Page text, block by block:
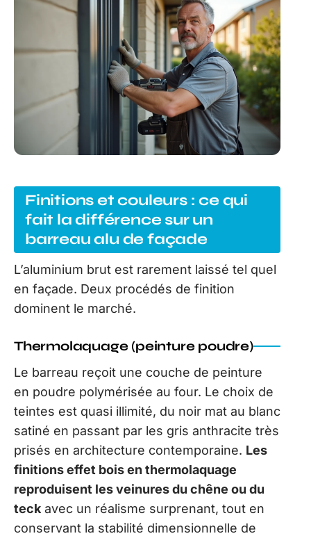
Finitions et couleurs : ce qui
fait la différence sur un
barreau alu de façade
L’aluminium brut est rarement laissé tel quel
en façade. Deux procédés de finition
dominent le marché.
Thermolaquage (peinture poudre)
Le barreau reçoit une couche de peinture
en poudre polymérisée au four. Le choix de
teintes est quasi illimité, du noir mat au blanc
satiné en passant par les gris anthracite très
prisés en architecture contemporaine. Les
finitions effet bois en thermolaquage
reproduisent les veinures du chêne ou du
teck avec un réalisme surprenant, tout en
conservant la stabilité dimensionnelle de